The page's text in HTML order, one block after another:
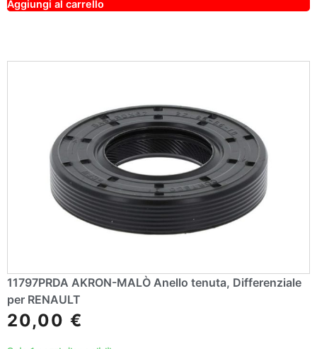
Aggiungi al carrello
lt
a
11797PRDA AKRON-MALÒ Anello tenuta, Differenziale
per RENAULT
20,00 €